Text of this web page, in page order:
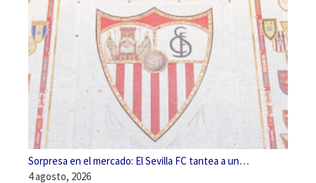
Sorpresa en el mercado: El Sevilla FC tantea a un…
4 agosto, 2026